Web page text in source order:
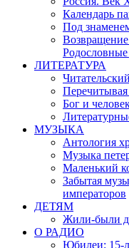
Календарь
Под
ЛИТЕРАТУРА
Перечитывая
Бог и
МУЗЫКА
Антология
Музыка
Маленький
Забытая
императоров
ДЕТЯМ
Жили-были
О РАДИО
Юбилеи: 15-